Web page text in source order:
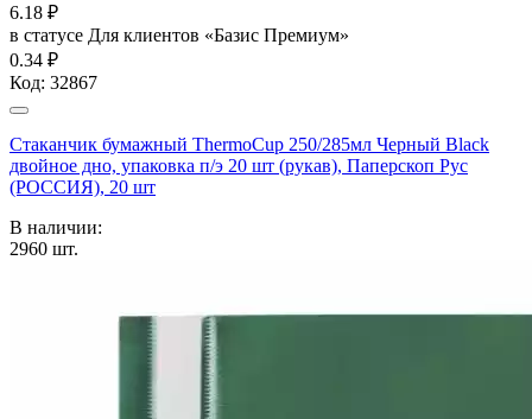
6.18 ₽
в статусе Для клиентов «Базис Премиум»
0.34 ₽
Код: 32867
Стаканчик бумажный ThermoCup 250/285мл Черный Black
двойное дно, упаковка п/э 20 шт (рукав), Паперскоп Рус
(РОССИЯ), 20 шт
В наличии:
2960 шт.